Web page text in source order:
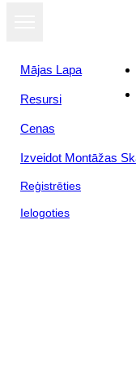
Mājas Lapa
Resursi
Cenas
Izveidot Montāžas
Reģistrēties
Ielogoties